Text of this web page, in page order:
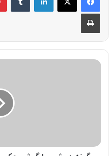
چاپ
چگونه
بگیریم